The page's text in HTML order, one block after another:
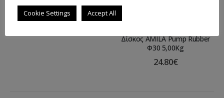
Δίσκος AMILA Pump Rubber
Φ30 5,00Kg
24.80€
Cookie Settings Accept All